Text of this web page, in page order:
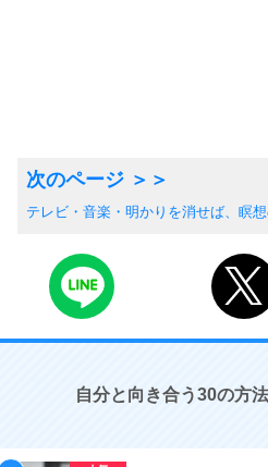
テレビ・音楽・明かりを消せば、瞑想
自分と向き合う30の方法